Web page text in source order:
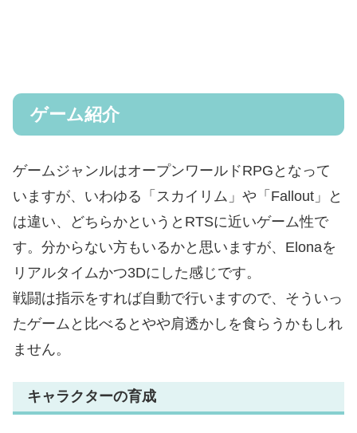
ゲーム紹介
ゲームジャンルはオープンワールドRPGとなって
いますが、いわゆる「スカイリム」や「Fallout」と
は違い、どちらかというとRTSに近いゲーム性で
す。分からない方もいるかと思いますが、Elonaを
リアルタイムかつ3Dにした感じです。
戦闘は指示をすれば自動で行いますので、そういっ
たゲームと比べるとやや肩透かしを食らうかもしれ
ません。
キャラクターの育成